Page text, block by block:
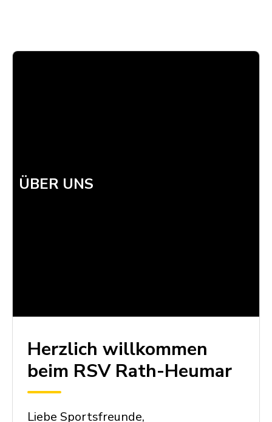
ÜBER UNS
Herzlich willkommen
beim RSV Rath-Heumar
Liebe Sportsfreunde,